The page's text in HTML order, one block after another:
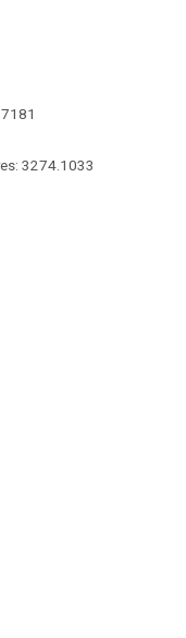
3274.1033